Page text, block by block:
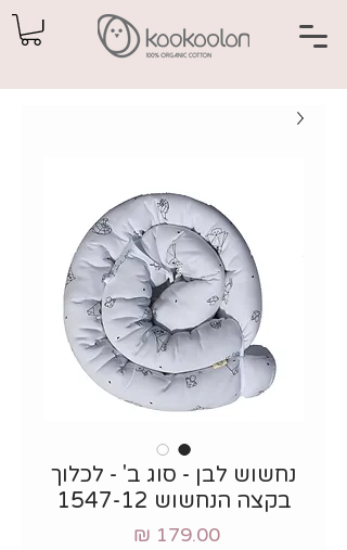
נחשוש לבן - סוג ב' - לכלוך
בקצה הנחשוש 1547-12
‏179.00 ‏₪